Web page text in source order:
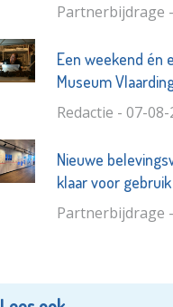
Partnerbijdrage
Een weekend én
Museum
Redactie - 07-08-
Nieuwe
klaar voor gebruik
Partnerbijdrage